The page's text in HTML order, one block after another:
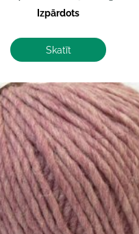
Izpārdots
Skatīt